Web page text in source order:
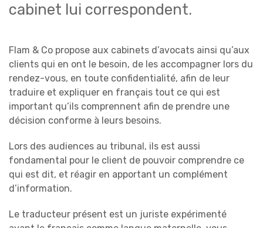
cabinet lui correspondent.
Flam & Co propose aux cabinets d’avocats ainsi qu’aux
clients qui en ont le besoin, de les accompagner lors du
rendez-vous, en toute confidentialité, afin de leur
traduire et expliquer en français tout ce qui est
important qu’ils comprennent afin de prendre une
décision conforme à leurs besoins.
Lors des audiences au tribunal, ils est aussi
fondamental pour le client de pouvoir comprendre ce
qui est dit, et réagir en apportant un complément
d’information.
Le traducteur présent est un juriste expérimenté